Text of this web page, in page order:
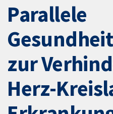
Parallele
zur
Herz-